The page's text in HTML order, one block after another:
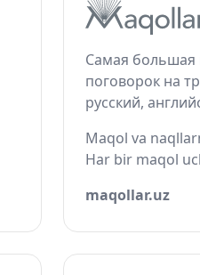
Самая большая
поговорок на
русский,
Maqol va
Har bir maqol
maqollar.uz